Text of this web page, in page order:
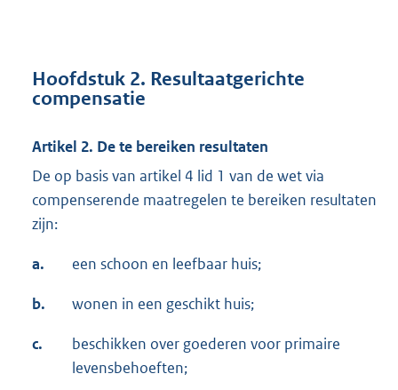
Hoofdstuk 2. Resultaatgerichte
compensatie
Artikel 2. De te bereiken resultaten
De op basis van artikel 4 lid 1 van de wet via
compenserende maatregelen te bereiken resultaten
zijn:
a. een schoon en leefbaar huis;
b. wonen in een geschikt huis;
c.
beschikken over goederen voor primaire
levensbehoeften;